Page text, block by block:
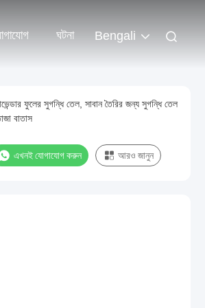
ঘটনা Bengali
ফুলের সুগন্ধি তেল, সাবান তৈরির জন্য সুগন্ধি তেল
বাতাস
এখনই যোগাযোগ করুন আরও জানুন